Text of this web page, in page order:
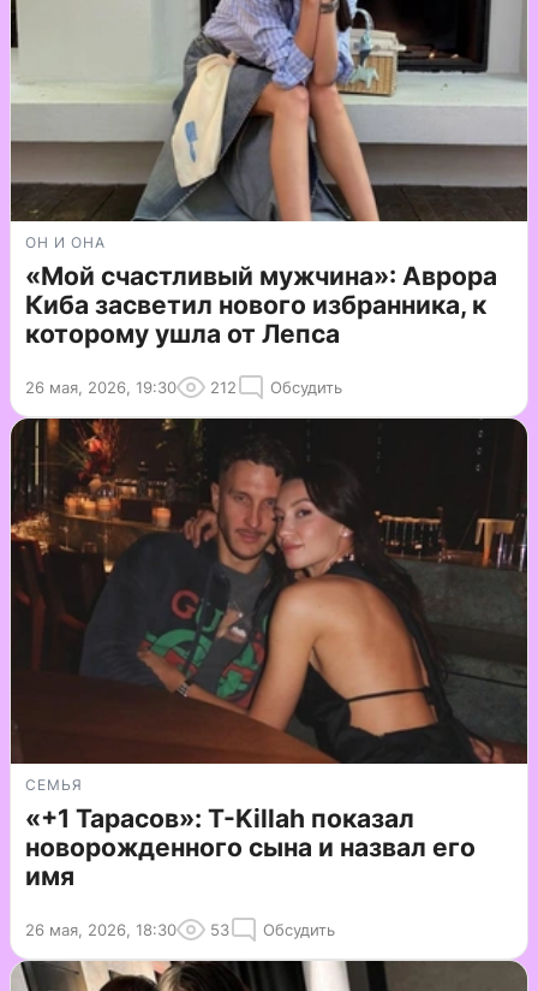
ОН И ОНА
«Мой счастливый мужчина»: Аврора
Киба засветил нового избранника, к
которому ушла от Лепса
26 мая, 2026, 19:30 212 Обсудить
СЕМЬЯ
«+1 Тарасов»: T-Killah показал
новорожденного сына и назвал его
имя
26 мая, 2026, 18:30 53 Обсудить